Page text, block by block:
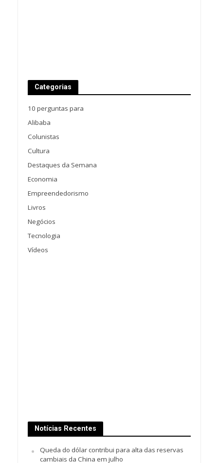
Categorias
10 perguntas para
Alibaba
Colunistas
Cultura
Destaques da Semana
Economia
Empreendedorismo
Livros
Negócios
Tecnologia
Vídeos
Notícias Recentes
Queda do dólar contribui para alta das reservas
cambiais da China em julho